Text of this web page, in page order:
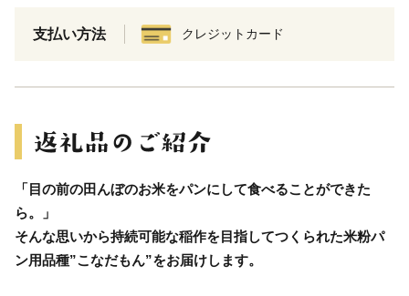
支払い方法 クレジットカード
「目の前の田んぼのお米をパンにして食べることができた
ら。」
そんな思いから持続可能な稲作を目指してつくられた米粉パ
ン用品種”こなだもん”をお届けします。